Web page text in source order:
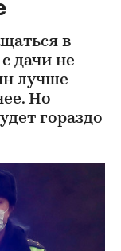
в
дачи не
лучше
Но
гораздо